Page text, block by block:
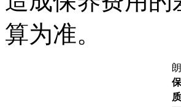
算为准。